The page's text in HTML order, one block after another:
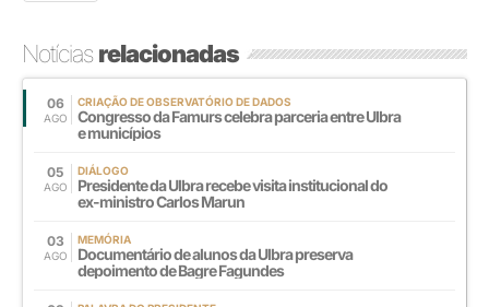
Notíciasrelacionadas
06
AGO
CRIAÇÃO DE OBSERVATÓRIO DE DADOS
Congresso da Famurs celebra parceria entre Ulbra
e municípios
05
AGO
DIÁLOGO
Presidente da Ulbra recebe visita institucional do
ex-ministro Carlos Marun
03
AGO
MEMÓRIA
Documentário de alunos da Ulbra preserva
depoimento de Bagre Fagundes